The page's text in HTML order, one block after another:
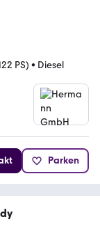
PS) • Diesel
Parken